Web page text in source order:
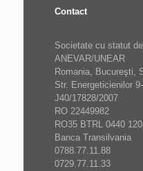
Contact
Societate cu statut
ANEVAR/UNEAR
Romania, Bucureşti,
Str. Energeticienilor
J40/17828/2007
RO 22449982
RO35 BTRL 0440
Banca Transilvania
0788.77.11.88
0729.77.11.33